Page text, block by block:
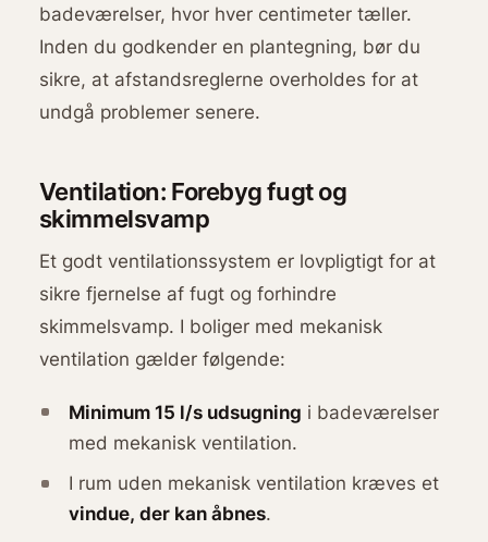
badeværelser, hvor hver centimeter tæller.
Inden du godkender en plantegning, bør du
sikre, at afstandsreglerne overholdes for at
undgå problemer senere.
Ventilation: Forebyg fugt og
skimmelsvamp
Et godt ventilationssystem er lovpligtigt for at
sikre fjernelse af fugt og forhindre
skimmelsvamp. I boliger med mekanisk
ventilation gælder følgende:
Minimum 15 l/s udsugning i badeværelser
med mekanisk ventilation.
I rum uden mekanisk ventilation kræves et
vindue, der kan åbnes.